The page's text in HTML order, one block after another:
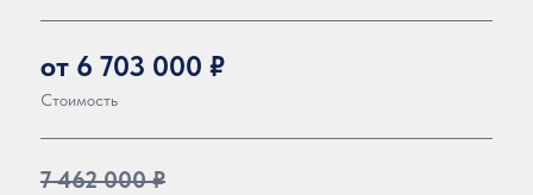
от 6 703 000 ₽
Стоимость
7 462 000 ₽